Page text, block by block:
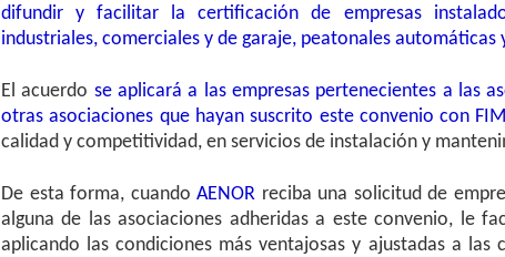
difundir y facilitar la certificación de empresas
industriales, comerciales y de garaje, peatonales automáticas
El acuerdo se aplicará a las empresas pertenecientes a las
otras asociaciones que hayan suscrito este convenio con
calidad y competitividad, en servicios de instalación y
De esta forma, cuando AENOR reciba una solicitud de
alguna de las asociaciones adheridas a este convenio, le
aplicando las condiciones más ventajosas y ajustadas a las